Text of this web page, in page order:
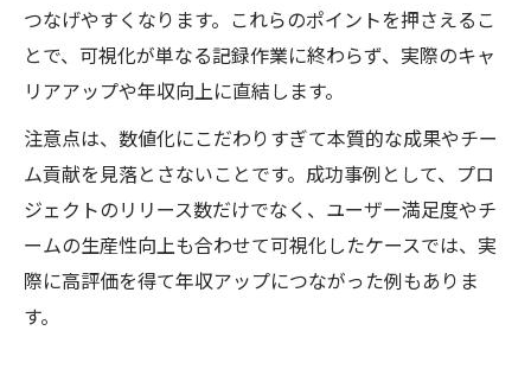
つなげやすくなります。これらのポイントを押さえるこ
とで、可視化が単なる記録作業に終わらず、実際のキャ
リアアップや年収向上に直結します。
注意点は、数値化にこだわりすぎて本質的な成果やチー
ム貢献を見落とさないことです。成功事例として、プロ
ジェクトのリリース数だけでなく、ユーザー満足度やチ
ームの生産性向上も合わせて可視化したケースでは、実
際に高評価を得て年収アップにつながった例もありま
す。